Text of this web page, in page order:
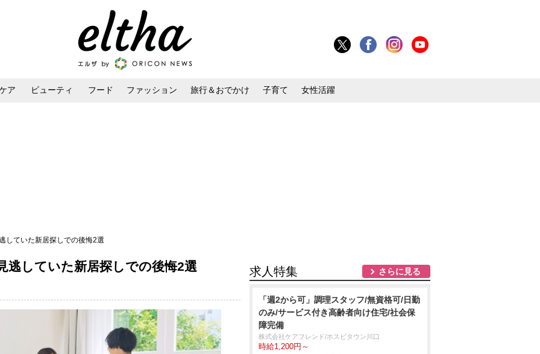
ア ビューティ フード ファッション 旅行＆おでかけ 子育て 女性活躍
していた新居探しでの後悔2選
していた新居探しでの後悔2選 求人特集 さらに見る
「週2から可」調理スタッフ/無資格可/日勤
のみ/サービス付き高齢者向け住宅/社会保
障完備
株式会社ケアフレンド/ホスピタウン川口
時給1,200円～